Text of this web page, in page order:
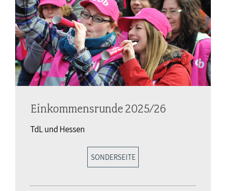
Einkommensrunde 2025/26
TdL und Hessen
SONDERSEITE